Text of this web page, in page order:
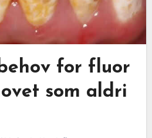
for fluor
som aldri